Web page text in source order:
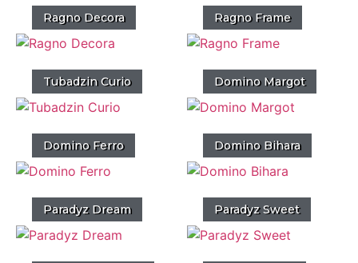
Ragno Decora Ragno Frame
Tubadzin Curio Domino Margot
Domino Ferro Domino Bihara
Paradyz Dream Paradyz Sweet